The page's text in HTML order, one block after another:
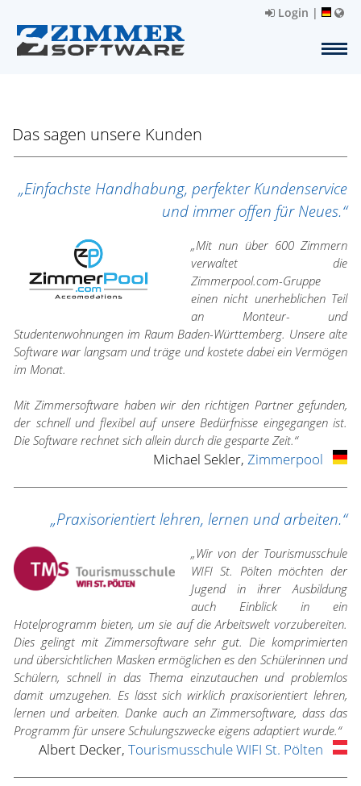
Login |
Das sagen unsere Kunden
„Einfachste Handhabung, perfekter Kundenservice
und immer offen für Neues.“
„Mit nun über 600 Zimmern
verwaltet die
Zimmerpool.com-Gruppe
einen nicht unerheblichen Teil
an Monteur- und
Studentenwohnungen im Raum Baden-Württemberg. Unsere alte
Software war langsam und träge und kostete dabei ein Vermögen
im Monat.
Mit Zimmersoftware haben wir den richtigen Partner gefunden,
der schnell und flexibel auf unsere Bedürfnisse eingegangen ist.
Die Software rechnet sich allein durch die gesparte Zeit.“
Michael Sekler, Zimmerpool
„Praxisorientiert lehren, lernen und arbeiten.“
„Wir von der Tourismusschule
WIFI St. Pölten möchten der
Jugend in ihrer Ausbildung
auch Einblick in ein
Hotelprogramm bieten, um sie auf die Arbeitswelt vorzubereiten.
Dies gelingt mit Zimmersoftware sehr gut. Die komprimierten
und übersichtlichen Masken ermöglichen es den Schülerinnen und
Schülern, schnell in das Thema einzutauchen und problemlos
damit umzugehen. Es lässt sich wirklich praxisorientiert lehren,
lernen und arbeiten. Danke auch an Zimmersoftware, dass das
Programm für unsere Schulungszwecke eigens adaptiert wurde.“
Albert Decker, Tourismusschule WIFI St. Pölten